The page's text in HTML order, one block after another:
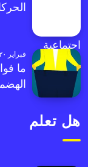
فبراير ٢٠, ٢٠٢٤
ما
هل تعلم